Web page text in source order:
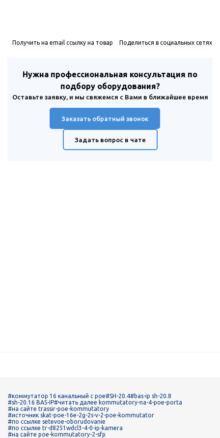
Получить на email ссылку на товар Поделиться в социальных сетях
Нужна профессиональная консультация по
подбору оборудования?
Оставьте заявку, и мы свяжемся с Вами в ближайшее время
Заказать обратный звонок
Задать вопрос в чате
#коммутатор 16 канальный с рое#SH-20.4#bas-ip sh-20.8
#sh-20.16 BAS-IP#читать далее kommutatory-na-4-poe-porta
#на сайте trassir-poe-kommutatory
#источник skat-poe-16e-2g-2s-v-2-poe-kommutator
#по ссылке setevoe-oborudovanie
#по ссылке tr-d8251wdcl3-4-0-ip-kamera
#на сайте poe-kommutatory-2-sfp